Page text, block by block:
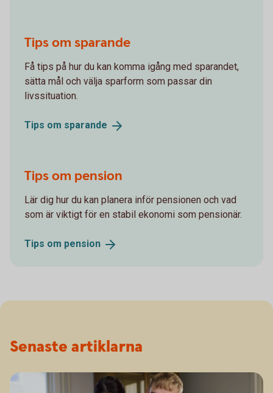
Tips om sparande
Få tips på hur du kan komma igång med sparandet,
sätta mål och välja sparform som passar din
livssituation.
Tips om sparande
Tips om pension
Lär dig hur du kan planera inför pensionen och vad
som är viktigt för en stabil ekonomi som pensionär.
Tips om pension
Senaste artiklarna